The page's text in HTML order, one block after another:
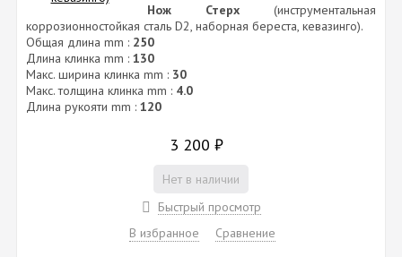
Нож Стерх (инструментальная
коррозионностойкая сталь D2, наборная береста, кевазинго).
Общая длина mm : 250
Длина клинка mm : 130
Макс. ширина клинка mm : 30
Макс. толщина клинка mm : 4.0
Длина рукояти mm : 120
3 200 ₽
Нет в наличии
Быстрый просмотр
В избранное
Сравнение